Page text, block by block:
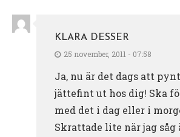
KLARA DESSER
25 november, 2011 - 07:58
Ja, nu är det dags att
jättefint ut hos dig! Ska
med det i dag eller i
Skrattade lite när jag